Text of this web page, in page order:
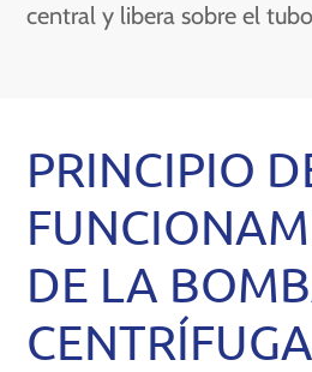
central y libera sobre el
PRINCIPIO
DE LA
CENTRÍFUGA